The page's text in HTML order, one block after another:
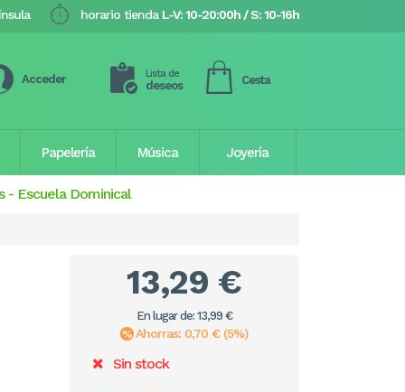
horario tienda L-V: 10-20:00h / S: 10-16h
Acceder Lista de
deseos Cesta
Papelería Música Joyería
- Escuela Dominical
13,29 €
En lugar de: 13,99 €
Ahorras: 0,70 € (5%)
Sin stock